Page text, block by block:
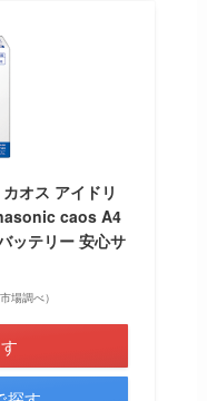
オス アイドリ
caos A4
ッテリー 安心サ
場調べ）